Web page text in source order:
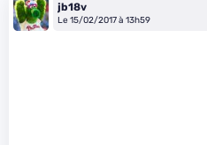
jb18v
Le 15/02/2017 à 13h59